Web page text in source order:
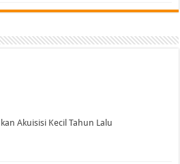
Akuisisi Kecil Tahun Lalu